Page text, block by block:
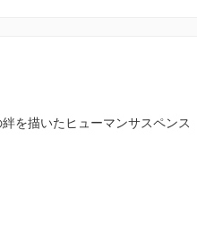
を描いたヒューマンサスペンス